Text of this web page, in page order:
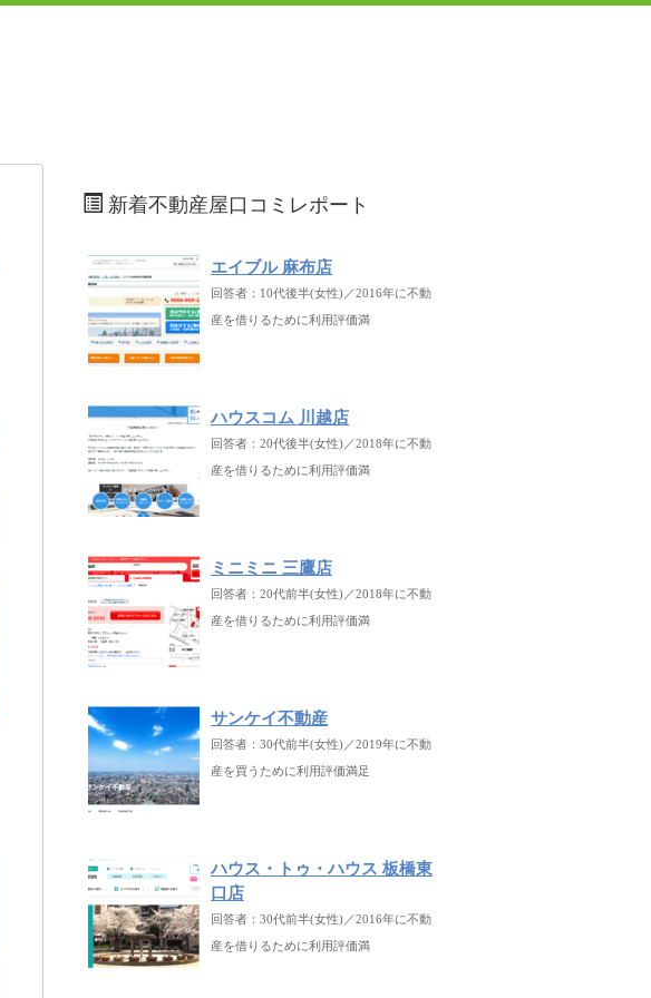
新着不動産屋口コミレポート
エイブル 麻布店
回答者：10代後半(女性)／2016年に不動
産を借りるために利用評価満
ハウスコム 川越店
回答者：20代後半(女性)／2018年に不動
産を借りるために利用評価満
ミニミニ 三鷹店
回答者：20代前半(女性)／2018年に不動
産を借りるために利用評価満
サンケイ不動産
回答者：30代前半(女性)／2019年に不動
産を買うために利用評価満足
ハウス・トゥ・ハウス 板橋東
口店
回答者：30代前半(女性)／2016年に不動
産を借りるために利用評価満